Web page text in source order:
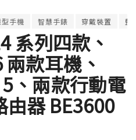
手機 智慧手錶 穿戴裝置 藍
系列四款、
款耳機、
、兩款行動電
器 BE3600